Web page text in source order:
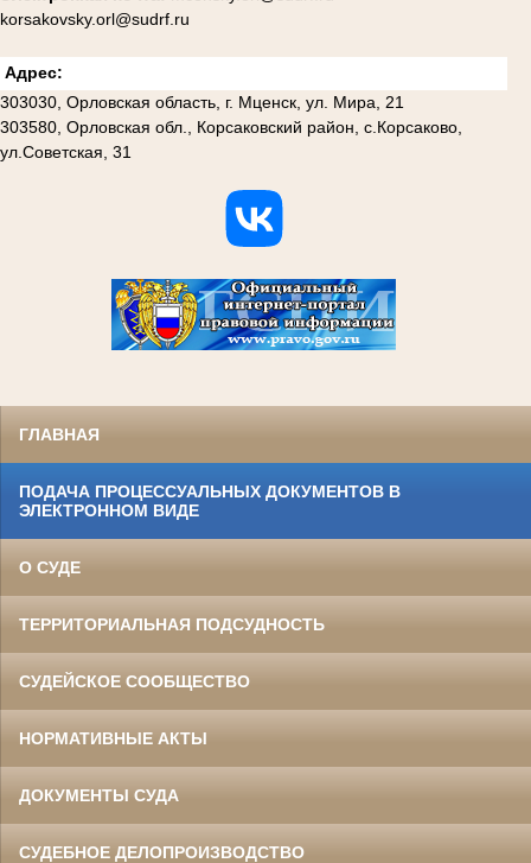
korsakovsky.orl@sudrf.ru
Адрес:
303030, Орловская область, г. Мценск, ул. Мира, 21
303580, Орловская обл., Корсаковский район, с.Корсаково,
ул.Советская, 31
ГЛАВНАЯ
ПОДАЧА ПРОЦЕССУАЛЬНЫХ ДОКУМЕНТОВ В
ЭЛЕКТРОННОМ ВИДЕ
О СУДЕ
ТЕРРИТОРИАЛЬНАЯ ПОДСУДНОСТЬ
СУДЕЙСКОЕ СООБЩЕСТВО
НОРМАТИВНЫЕ АКТЫ
ДОКУМЕНТЫ СУДА
СУДЕБНОЕ ДЕЛОПРОИЗВОДСТВО